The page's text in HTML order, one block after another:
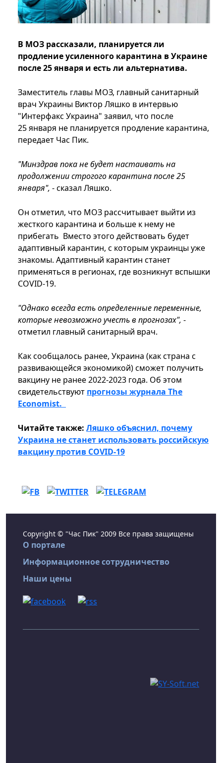
В МОЗ рассказали, планируется ли
продление усиленного карантина в Украине
после 25 января и есть ли альтернатива.
Заместитель главы МОЗ, главный санитарный
врач Украины Виктор Ляшко в интервью
"Интерфакс Украина" заявил, что после
25 января не планируется продление карантина,
передает Час Пик.
"Минздрав пока не будет настаивать на
продолжении строгого карантина после 25
января", - сказал Ляшко.
Он отметил, что МОЗ рассчитывает выйти из
жесткого карантина и больше к нему не
прибегать Вместо этого действовать будет
адаптивный карантин, с которым украинцы уже
знакомы. Адаптивный карантин станет
применяться в регионах, где возникнут вспышки
COVID-19.
"Однако всегда есть определенные переменные,
которые невозможно учесть в прогнозах", -
отметил главный санитарный врач.
Как сообщалось ранее, Украина (как страна с
развивающейся экономикой) сможет получить
вакцину не ранее 2022-2023 года. Об этом
свидетельствуют прогнозы журнала The
Economist.
Читайте также: Ляшко объяснил, почему
Украина не станет использовать российскую
вакцину против COVID-19
Copyright © "Час Пик" 2009 Все права защищены
О портале
Информационное сотрудничество
Наши цены